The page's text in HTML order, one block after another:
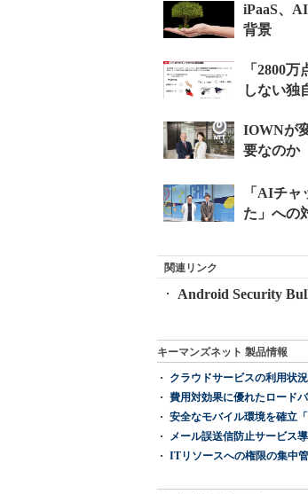
関連リンク
Android Security
キーマンズネット 製品情報
クラウドサービスの利用状
費用対効果に優れたロード
安全なモバイル環境を確立
メール誤送信防止サービス
ITリソースへの権限の集中